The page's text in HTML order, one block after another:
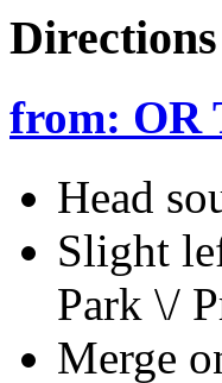
from: OR
Head
Slight
Park \/
Merge